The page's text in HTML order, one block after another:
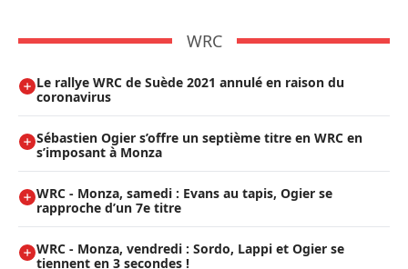
WRC
Le rallye WRC de Suède 2021 annulé en raison du
coronavirus
Sébastien Ogier s’offre un septième titre en WRC en
s’imposant à Monza
WRC - Monza, samedi : Evans au tapis, Ogier se
rapproche d’un 7e titre
WRC - Monza, vendredi : Sordo, Lappi et Ogier se
tiennent en 3 secondes !